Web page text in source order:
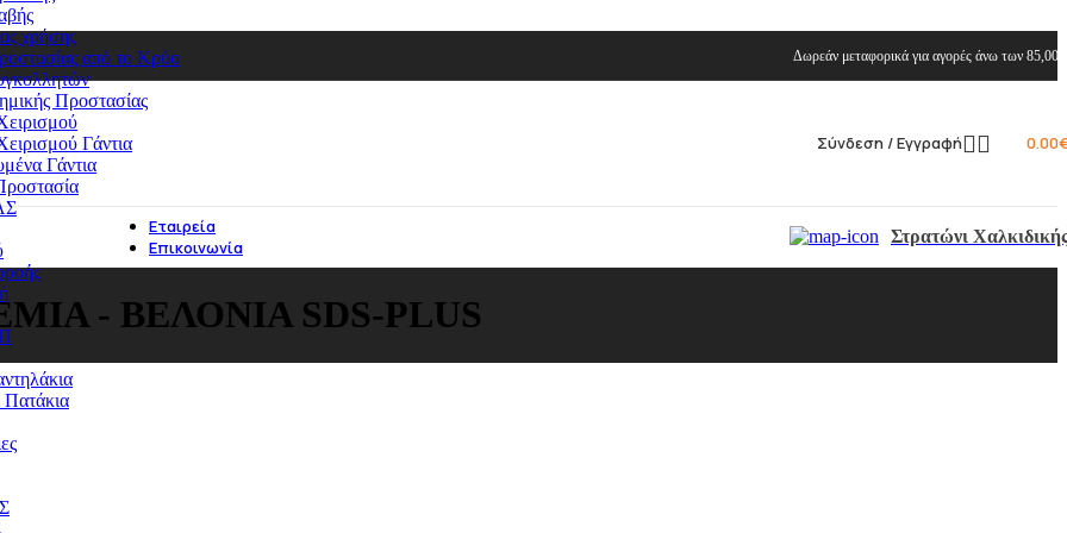
Δωρεάν μεταφορικά για αγορές άνω των 85,00
χρήσης
από το Κρύο
Προστασίας
Γάντια
Γάντια
Πατάκια
Σύνδεση / Εγγραφή 0.00
Εταιρεία
Επικοινωνία
Στρατώνι
- ΒΕΛΟΝΙΑ SDS-PLUS